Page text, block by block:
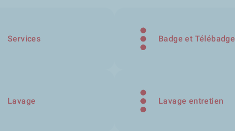
Services Badge et Télébadge
Lavage Lavage entretien